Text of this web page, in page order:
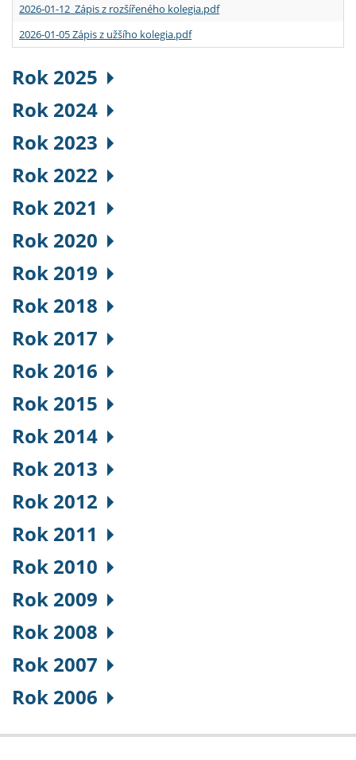
2026-01-12 Zápis z rozšířeného kolegia.pdf
2026-01-05 Zápis z užšího kolegia.pdf
Rok 2025
Rok 2024
Rok 2023
Rok 2022
Rok 2021
Rok 2020
Rok 2019
Rok 2018
Rok 2017
Rok 2016
Rok 2015
Rok 2014
Rok 2013
Rok 2012
Rok 2011
Rok 2010
Rok 2009
Rok 2008
Rok 2007
Rok 2006